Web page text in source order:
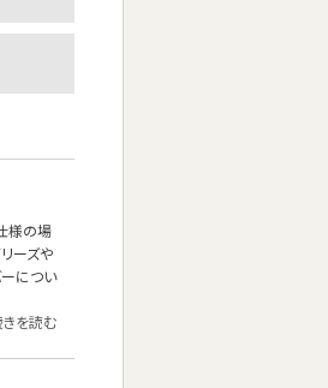
様の場
ーズや
につい
きを読む